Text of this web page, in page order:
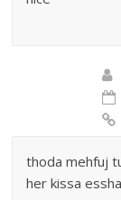
thoda mehfuj
her kissa